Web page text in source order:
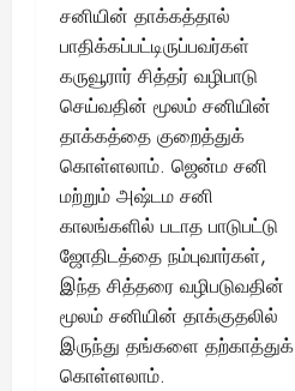
சனியின் தாக்கத்தால்
பாதிக்கப்பட்டிருப்பவர்கள்
கருவூரார் சித்தர் வழிபாடு
செய்வதின் மூலம் சனியின்
தாக்கத்தை குறைத்துக்
கொள்ளலாம். ஜென்ம சனி
மற்றும் அஷ்டம சனி
காலங்களில் படாத பாடுபட்டு
ஜோதிடத்தை நம்புவார்கள்,
இந்த சித்தரை வழிபடுவதின்
மூலம் சனியின் தாக்குதலில்
இருந்து தங்களை தற்காத்துக்
கொள்ளலாம்.